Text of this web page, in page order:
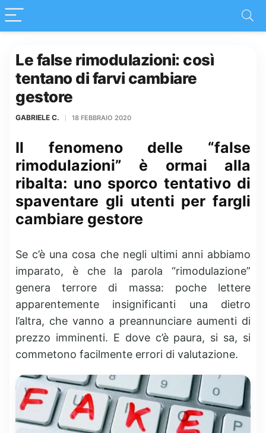
Le false rimodulazioni: così
tentano di farvi cambiare
gestore
GABRIELE C. 18 FEBBRAIO 2020
Il fenomeno delle “false
rimodulazioni” è ormai alla
ribalta: uno sporco tentativo di
spaventare gli utenti per fargli
cambiare gestore
Se c’è una cosa che negli ultimi anni abbiamo
imparato, è che la parola “rimodulazione”
genera terrore di massa: poche lettere
apparentemente insignificanti una dietro
l’altra, che vanno a preannunciare aumenti di
prezzo imminenti. E dove c’è paura, si sa, si
commetono facilmente errori di valutazione.